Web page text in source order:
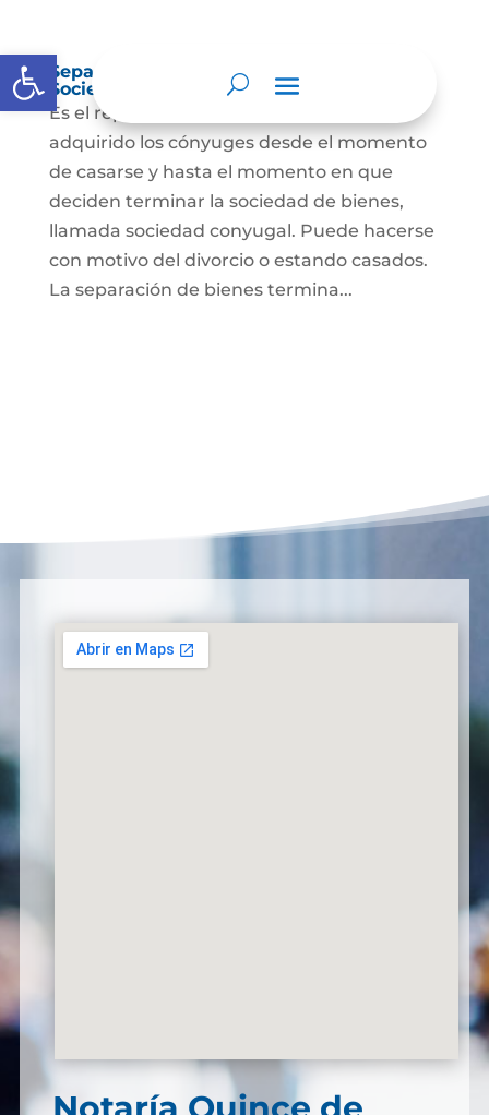
Abrir barra de herramientas
Separación de Bienes o Liquidación de
Sociedad Conyugal
Es el reparto de los bienes que han
adquirido los cónyuges desde el momento
de casarse y hasta el momento en que
deciden terminar la sociedad de bienes,
llamada sociedad conyugal. Puede hacerse
con motivo del divorcio o estando casados.
La separación de bienes termina...